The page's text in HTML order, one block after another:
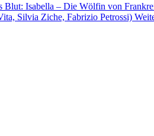
Blut: Isabella – Die Wölfin von
Silvia Ziche, Fabrizio Petrossi)